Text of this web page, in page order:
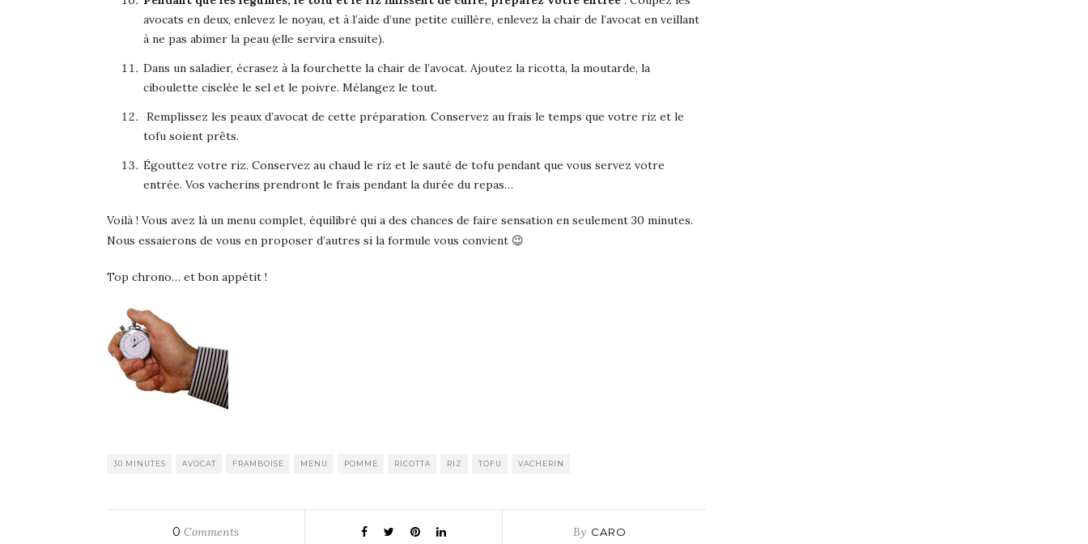
avocats en deux, enlevez le noyau, et à l’aide d’une petite cuillère, enlevez la chair de l’avocat en veillant
à ne pas abimer la peau (elle servira ensuite).
Dans un saladier, écrasez à la fourchette la chair de l’avocat. Ajoutez la ricotta, la moutarde, la
ciboulette ciselée le sel et le poivre. Mélangez le tout.
Remplissez les peaux d’avocat de cette préparation. Conservez au frais le temps que votre riz et le
tofu soient prêts.
Égouttez votre riz. Conservez au chaud le riz et le sauté de tofu pendant que vous servez votre
entrée. Vos vacherins prendront le frais pendant la durée du repas…
Voilà ! Vous avez là un menu complet, équilibré qui a des chances de faire sensation en seulement 30 minutes.
Nous essaierons de vous en proposer d’autres si la formule vous convient 😉
Top chrono… et bon appétit !
30 MINUTES AVOCAT FRAMBOISE MENU POMME RICOTTA RIZ TOFU VACHERIN
0 Comments By CARO